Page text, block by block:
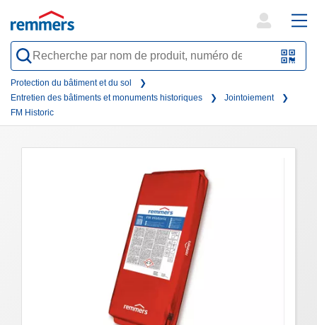
QR-
oder
search
form
Protection du bâtiment et du sol
Entretien des bâtiments et monuments historiques
Jointoiement
FM Historic